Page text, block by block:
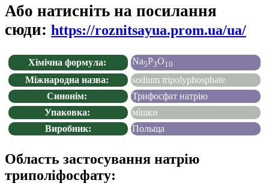
Або натисніть на посилання
сюди: https://roznitsayua.prom.ua/ua/
Хімічна формула: Na5P3O10
Міжнародна назва:
sodium tripolyphosphate
Синонім:
Трифосфат натрію
Упаковка:
мішки
Виробник:
Польща
Область застосування натрію
триполіфосфату: